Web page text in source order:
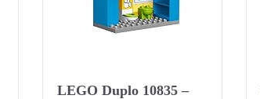
LEGO Duplo 10835 –